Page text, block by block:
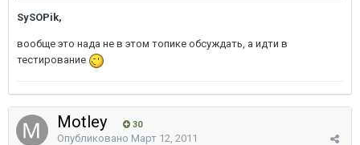
SySOPik,
вообще это нада не в этом топике обсуждать, а идти в
тестирование
Motley 30
Опубликовано Март 12, 2011